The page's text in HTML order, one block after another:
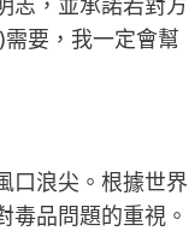
要，我一定會幫
口浪尖。根據世界
毒品問題的重視。